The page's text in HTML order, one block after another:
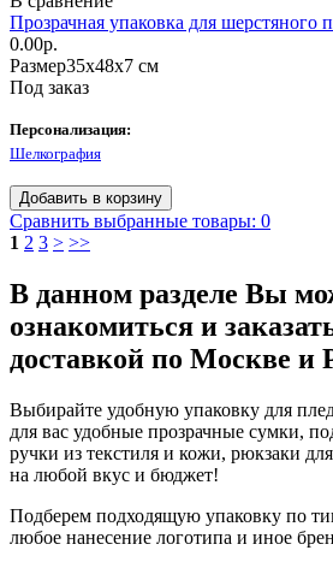
Прозрачная упаковка для
0.00р.
Размер35х48х7 см
Под заказ
Персонализация:
Шелкография
Сравнить выбранные товары: 0
1 2 3 > >>
В данном разделе Вы
ознакомиться и
доставкой по Москве и
Выбирайте удобную упаковку для
для вас удобные прозрачные сумки,
ручки из текстиля и кожи, рюкзаки
на любой вкус и бюджет!
Подберем подходящую упаковку по
любое нанесение логотипа и иное